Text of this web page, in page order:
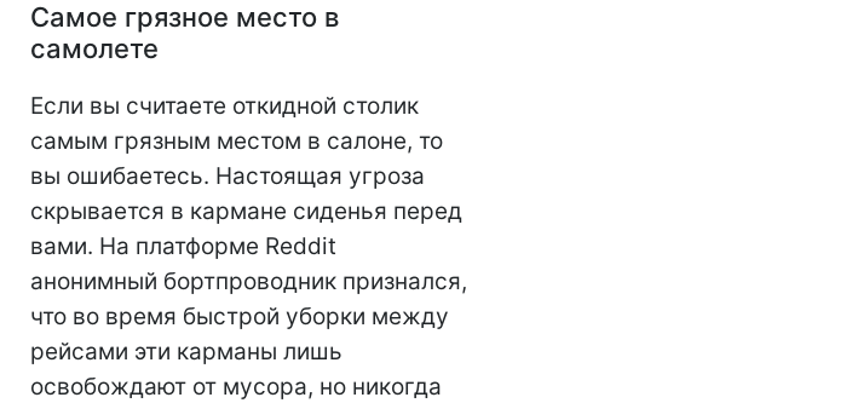
Самое грязное место в
самолете
Если вы считаете откидной столик
самым грязным местом в салоне, то
вы ошибаетесь. Настоящая угроза
скрывается в кармане сиденья перед
вами. На платформе Reddit
анонимный бортпроводник признался,
что во время быстрой уборки между
рейсами эти карманы лишь
освобождают от мусора, но никогда